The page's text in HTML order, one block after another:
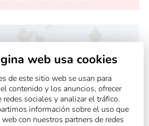
web usa cookies
de este sitio web se usan para
contenido y los anuncios, ofrecer
redes sociales y analizar el tráfico.
información sobre el uso que
con nuestros partners de redes